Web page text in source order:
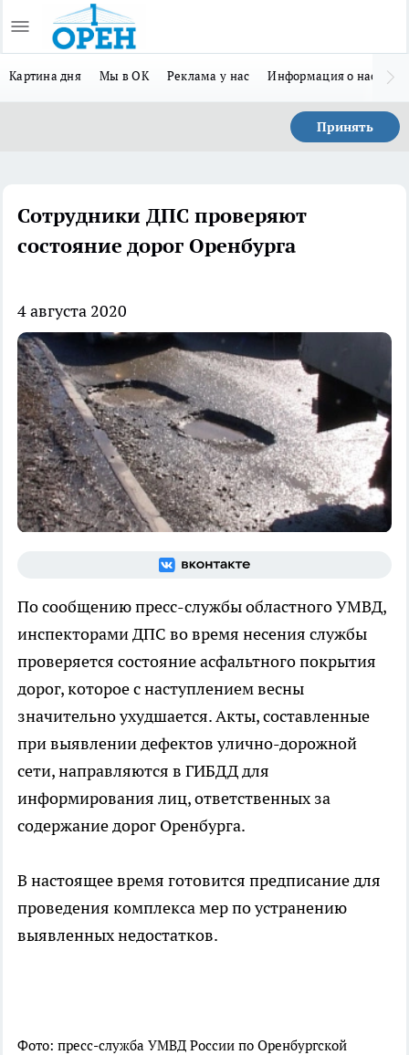
Картина дня Мы в ОК Реклама у нас Информация о нас
Принять
Сотрудники ДПС проверяют
состояние дорог Оренбурга
4 августа 2020
По сообщению пресс-службы областного УМВД,
инспекторами ДПС во время несения службы
проверяется состояние асфальтного покрытия
дорог, которое с наступлением весны
значительно ухудшается. Акты, составленные
при выявлении дефектов улично-дорожной
сети, направляются в ГИБДД для
информирования лиц, ответственных за
содержание дорог Оренбурга.
В настоящее время готовится предписание для
проведения комплекса мер по устранению
выявленных недостатков.
Фото: пресс-служба УМВД России по Оренбургской